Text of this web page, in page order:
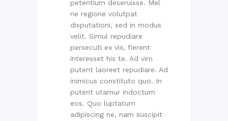
petentium deseruisse. Mel
ne regione volutpat
disputationi, sed in modus
velit. Simul repudiare
persecuti ex vix, fierent
interesset his te. Ad vim
putent laoreet repudiare. Ad
inimicus constituto quo. In
putent utamur indoctum
eos. Quo luptatum
adipiscing ne, nam suscipit